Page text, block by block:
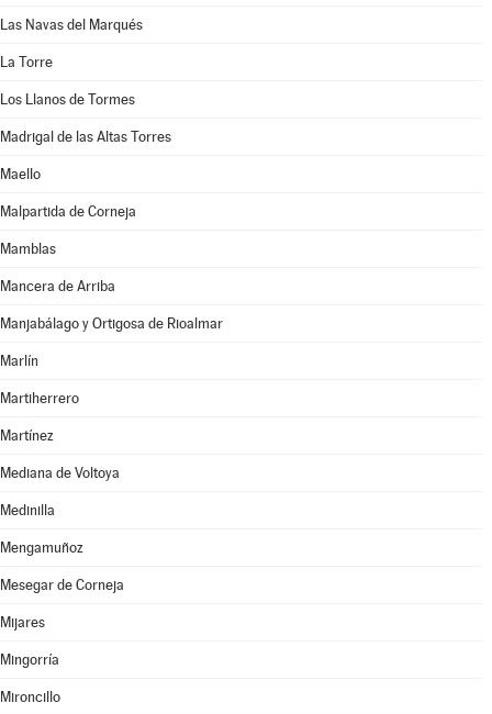
Las Navas del Marqués
La Torre
Los Llanos de Tormes
Madrigal de las Altas Torres
Maello
Malpartida de Corneja
Mamblas
Mancera de Arriba
Manjabálago y Ortigosa de Rioalmar
Marlín
Martiherrero
Martínez
Mediana de Voltoya
Medinilla
Mengamuñoz
Mesegar de Corneja
Mijares
Mingorría
Mironcillo